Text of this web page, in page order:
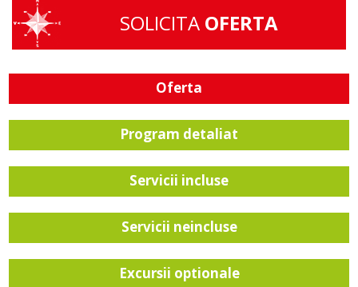
SOLICITA OFERTA
Oferta
Program detaliat
Servicii incluse
Servicii neincluse
Excursii optionale